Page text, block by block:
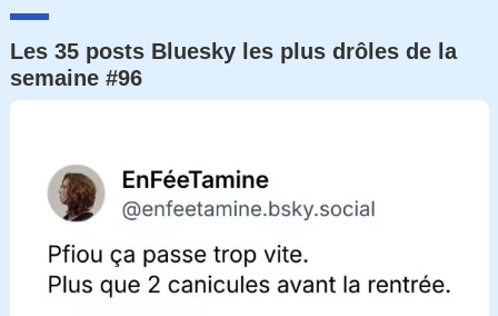
Les 35 posts Bluesky les plus drôles de la
semaine #96
JE M'INSCRIS
CONNEXION
ME CONNECTER
Un Thread
C'EST PARTI